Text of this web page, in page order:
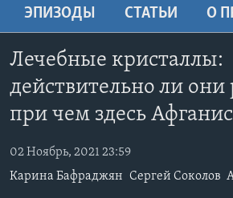
Перейти
к
основной
навигации
Перейти
поиск
АМЕРИКА
ИТОГИ
ПОЧЕМУ ЭТО ВАЖНО?
ДИСКУССИЯ VOA
ДЕТАЛИ
НЬЮ-ЙОРК NEW YORK
ПРОЕКТЫ
НАША АМЕРИКАНСКАЯ ИСТОРИЯ
А КАК В АМЕРИКЕ?
АРТЕФАКТЫ
АМЕРИКАНСКИЕ ГОРОДКИ
ТЕСТЫ
ЭКСПЕРТИЗА
ИНТЕРВЬЮ
ФАКТЫ ПРОТИВ ФЕЙКОВ
ЗА СВОБОДУ ПРЕССЫ
УЧИМ АНГЛИЙСКИЙ
ВИДЕО
ЭПИЗОДЫ СТАТЬИ O
Лечебные кристаллы:
действительно ли они
при чем здесь
02 Ноябрь, 2021 23:59
Карина Бафраджян Сергей Соколов